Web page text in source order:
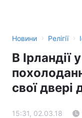
Новини › Релігії ›
В Ірландії
свої двері
15:31, 02.03.18